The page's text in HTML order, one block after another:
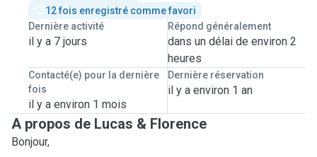
12 fois enregistré comme favori
Dernière activité
il y a 7 jours
Répond généralement
dans un délai de environ 2
heures
Contacté(e) pour la dernière
fois
il y a environ 1 mois
Dernière réservation
il y a environ 1 an
A propos de Lucas & Florence
Bonjour,